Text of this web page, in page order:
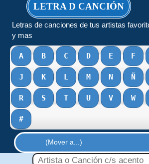
LETRA D CANCIÓN
Letras de canciones de tus artistas
y mas
A B C D E F
J K L M N Ñ
R S T U V W
#